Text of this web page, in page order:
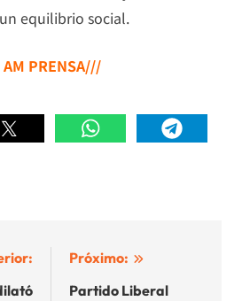
equilibrio social.
PRENSA///
Próximo:
Partido Liberal